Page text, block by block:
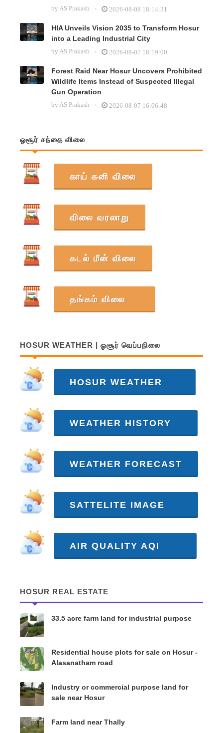
by AS Prakash 2026-08-08 18:14:31
HIA Unveils Vision 2035 to Transform Hosur
into a Leading Industrial City
by AS Prakash 2026-08-07 18:19:00
Forest Raid Near Hosur Uncovers Prohibited
Wildlife Items Instead of Suspected Illegal
Gun Operation
by AS Prakash 2026-08-07 16:06:48
ஓசூர் சந்தை விலை
காய் கனி விலை
விலை வரலாறு
கடல் மீன் விலை
தங்கம் விலை
HOSUR WEATHER | ஓசூர் வெப்பநிலை
HOSUR WEATHER
WEATHER HISTORY
WEATHER FORECAST
SATTELITE IMAGE
AIR QUALITY AQI
HOSUR REAL ESTATE
33.5 acre farm land for industrial purpose
Residential house plots for sale on Hosur -
Alasanatham road
Industry or commercial purpose land for
sale near Hosur
Farm land near Thally